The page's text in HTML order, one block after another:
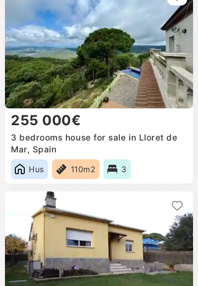
255 000€
3 bedrooms house for sale in Lloret de
Mar, Spain
Hus
110m2 3